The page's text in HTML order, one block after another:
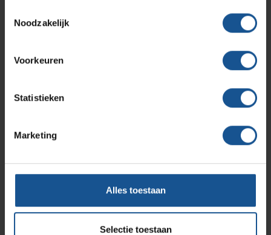
Noodzakelijk
Voorkeuren
Statistieken
Marketing
Alles toestaan
Selectie toestaan
RVS
VE-Systems
Offerte
Wilt u direct een vrijblijvende offerte voor dit product
ontvangen? Vraag direct een offerte aan bij VE-
Onze merken